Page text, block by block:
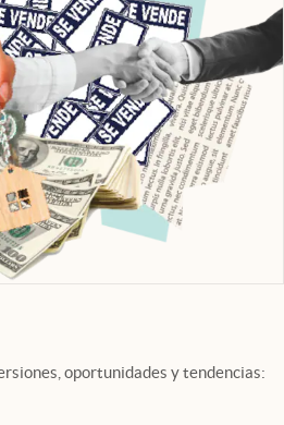
oportunidades y tendencias: